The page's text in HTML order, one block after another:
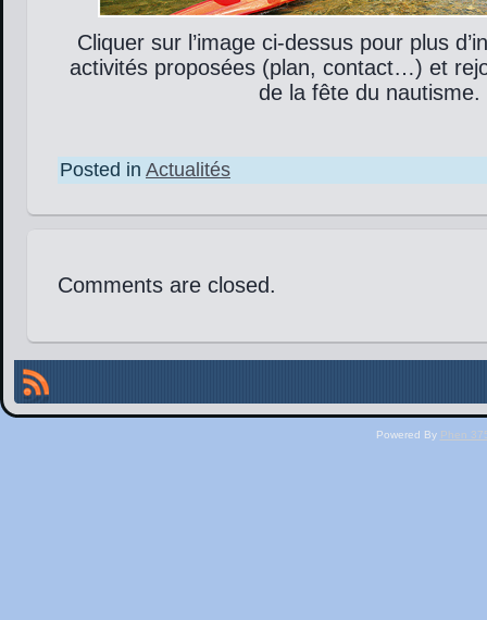
Cliquer sur l’image ci-dessus pour plus
activités proposées (plan, contact…) et
de la fête du nautisme.
Posted in Actualités
Comments are closed.
Powered By Phen